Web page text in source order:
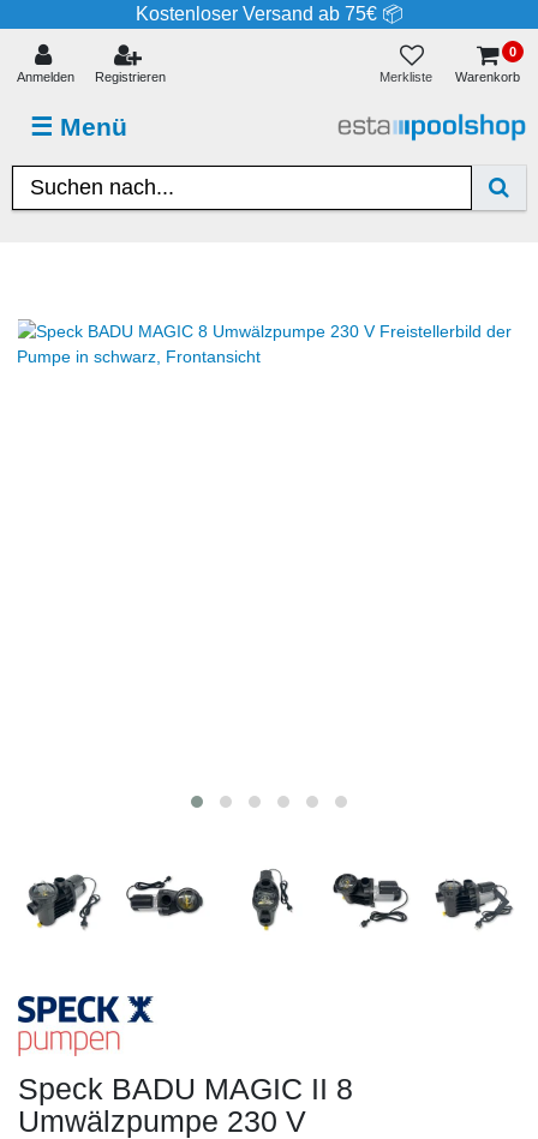
Kostenloser Versand ab 75€ 📦
☰ Menü
Anmelden Registrieren Merkliste
0
Warenkorb
Speck BADU MAGIC II 8
Umwälzpumpe 230 V